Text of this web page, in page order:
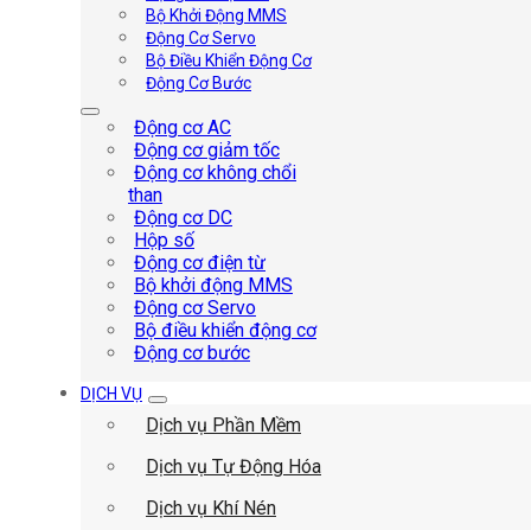
Bộ Khởi Động MMS
Động Cơ Servo
Bộ Điều Khiển Động Cơ
Động Cơ Bước
Động cơ AC
Động cơ giảm tốc
Động cơ không chổi
than
Động cơ DC
Hộp số
Động cơ điện từ
Bộ khởi động MMS
Động cơ Servo
Bộ điều khiển động cơ
Động cơ bước
DỊCH VỤ
Dịch vụ Phần Mềm
Dịch vụ Tự Động Hóa
Dịch vụ Khí Nén